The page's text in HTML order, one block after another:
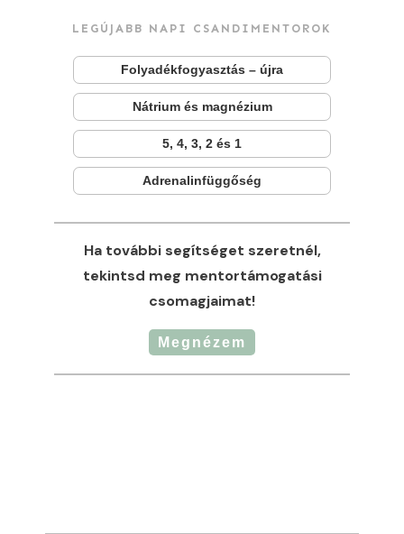
LEGÚJABB NAPI CSANDIMENTOROK
Folyadékfogyasztás – újra
Nátrium és magnézium
5, 4, 3, 2 és 1
Adrenalinfüggőség
Ha további segítséget szeretnél,
tekintsd meg mentortámogatási
csomagjaimat!
Megnézem